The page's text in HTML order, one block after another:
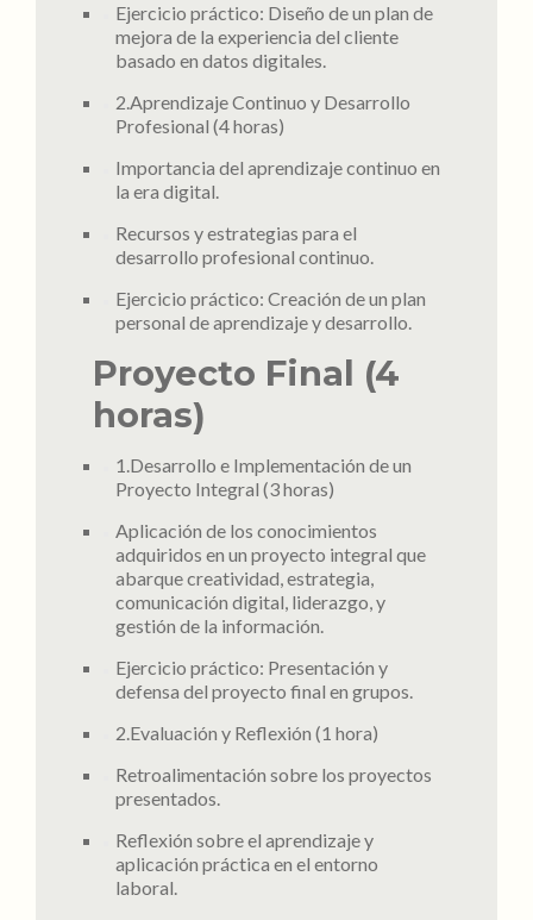
Ejercicio práctico: Diseño de un plan de
mejora de la experiencia del cliente
basado en datos digitales.
2.Aprendizaje Continuo y Desarrollo
Profesional (4 horas)
Importancia del aprendizaje continuo en
la era digital.
Recursos y estrategias para el
desarrollo profesional continuo.
Ejercicio práctico: Creación de un plan
personal de aprendizaje y desarrollo.
Proyecto Final (4
horas)
1.Desarrollo e Implementación de un
Proyecto Integral (3 horas)
Aplicación de los conocimientos
adquiridos en un proyecto integral que
abarque creatividad, estrategia,
comunicación digital, liderazgo, y
gestión de la información.
Ejercicio práctico: Presentación y
defensa del proyecto final en grupos.
2.Evaluación y Reflexión (1 hora)
Retroalimentación sobre los proyectos
presentados.
Reflexión sobre el aprendizaje y
aplicación práctica en el entorno
laboral.